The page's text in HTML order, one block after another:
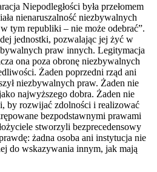
Niepodległości była przełomem
nienaruszalność niezbywalnych
tym republiki – nie może odebrać”.
jednostki, pozwalając jej żyć w
praw innych. Legitymacja
ona poza obronę niezbywalnych
Żaden poprzedni rząd ani
niezbywalnych praw. Żaden nie
najwyższego dobra. Żaden nie
by rozwijać zdolności i realizować
bezpodstawnymi prawami
stworzyli bezprecedensowy
żadna osoba ani instytucja nie
do wskazywania innym, jak mają